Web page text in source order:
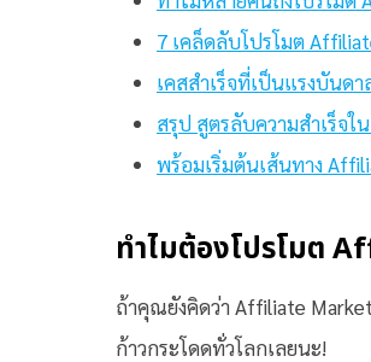
7 เคล็ดลับโปรโมต
เคสสำเร็จที่เป็นแรงบันดา
สรุป สูตรลับความสำเร็จ
พร้อมเริ่มต้นเส้นทาง
ทำไมต้องโปรโมต
ถ้าคุณยังคิดว่า Affiliate
ก้าวกระโดดทั่วโลกเลยนะ!